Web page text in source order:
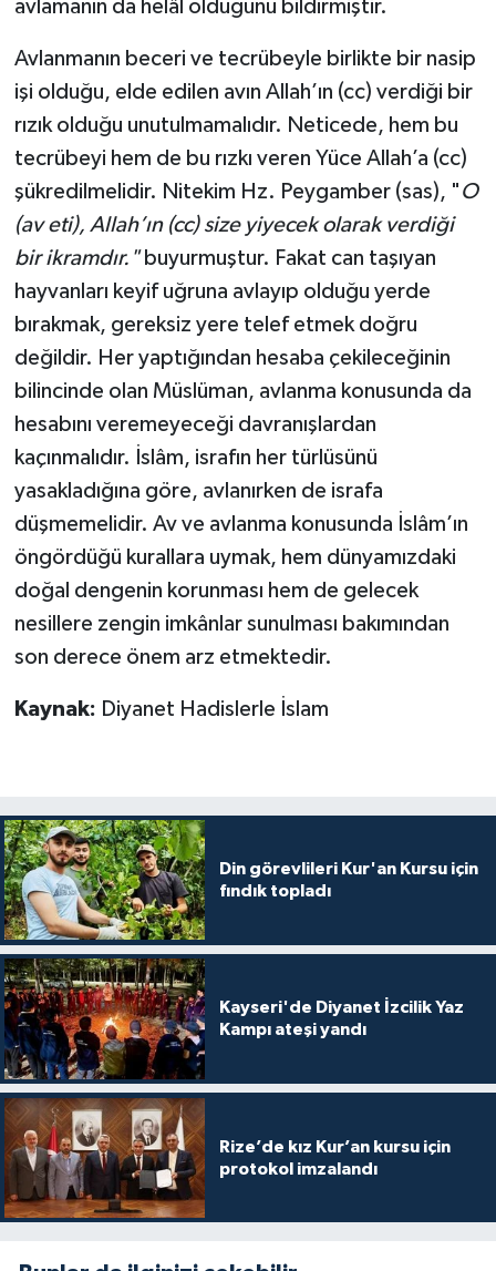
avlamanın da helâl olduğunu bildirmiştir.
Avlanmanın beceri ve tecrübeyle birlikte bir nasip
işi olduğu, elde edilen avın Allah’ın (cc) verdiği bir
rızık olduğu unutulmamalıdır. Neticede, hem bu
tecrübeyi hem de bu rızkı veren Yüce Allah’a (cc)
şükredilmelidir. Nitekim Hz. Peygamber (sas), " O
(av eti), Allah’ın (cc) size yiyecek olarak verdiği
bir ikramdır."buyurmuştur. Fakat can taşıyan
hayvanları keyif uğruna avlayıp olduğu yerde
bırakmak, gereksiz yere telef etmek doğru
değildir. Her yaptığından hesaba çekileceğinin
bilincinde olan Müslüman, avlanma konusunda da
hesabını veremeyeceği davranışlardan
kaçınmalıdır. İslâm, israfın her türlüsünü
yasakladığına göre, avlanırken de israfa
düşmemelidir. Av ve avlanma konusunda İslâm’ın
öngördüğü kurallara uymak, hem dünyamızdaki
doğal dengenin korunması hem de gelecek
nesillere zengin imkânlar sunulması bakımından
son derece önem arz etmektedir.
Kaynak: Diyanet Hadislerle İslam
Din görevlileri Kur'an Kursu için
fındık topladı
Kayseri'de Diyanet İzcilik Yaz
Kampı ateşi yandı
Rize’de kız Kur’an kursu için
protokol imzalandı